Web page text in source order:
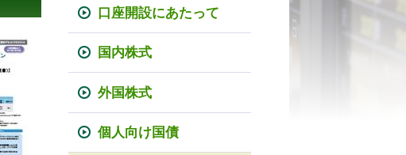
口座開設にあたって
国内株式
外国株式
個人向け国債